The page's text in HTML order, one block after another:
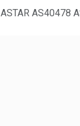
ASTAR AS40478